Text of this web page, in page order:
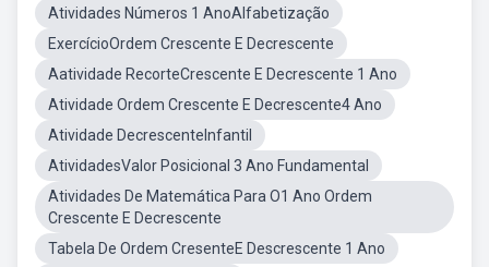
Atividades Números 1 AnoAlfabetização
ExercícioOrdem Crescente E Decrescente
Aatividade RecorteCrescente E Decrescente 1 Ano
Atividade Ordem Crescente E Decrescente4 Ano
Atividade DecrescenteInfantil
AtividadesValor Posicional 3 Ano Fundamental
Atividades De Matemática Para O1 Ano Ordem
Crescente E Decrescente
Tabela De Ordem CresenteE Descrescente 1 Ano